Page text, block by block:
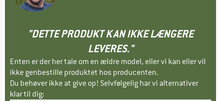
"DETTE PRODUKT KAN IKKE LÆNGERE
LEVERES."
Enten er der her tale om en ældre model, eller vi kan eller vil
ikke genbestille produktet hos producenten.
Du behøver ikke at give op! Selvfølgelig har vi alternativer
klar til dig: